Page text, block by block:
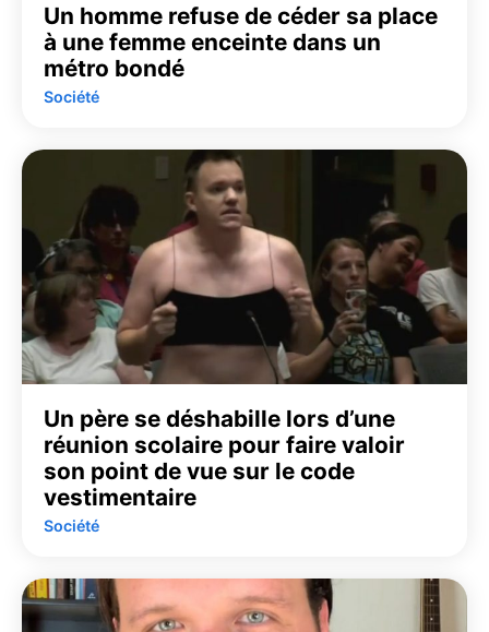
Un homme refuse de céder sa place
à une femme enceinte dans un
métro bondé
Société
Un père se déshabille lors d’une
réunion scolaire pour faire valoir
son point de vue sur le code
vestimentaire
Société